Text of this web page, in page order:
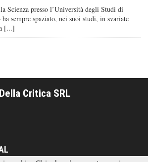
Scienza presso l’Università degli Studi di
sempre spaziato, nei suoi studi, in svariate
[...]
Critica SRL